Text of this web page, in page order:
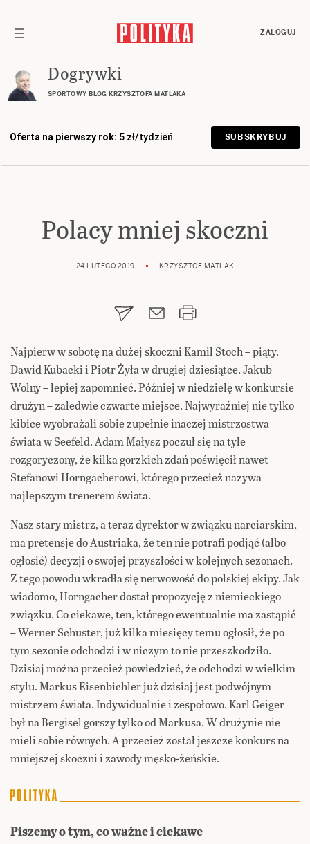
ZALOGUJ
Dogrywki
SPORTOWY BLOG KRZYSZTOFA MATLAKA
Oferta na pierwszy rok: 5 zł/tydzień SUBSKRYBUJ
Polacy mniej skoczni
24 LUTEGO 2019 KRZYSZTOF MATLAK
Najpierw w sobotę na dużej skoczni Kamil Stoch – piąty.
Dawid Kubacki i Piotr Żyła w drugiej dziesiątce. Jakub
Wolny – lepiej zapomnieć. Później w niedzielę w konkursie
drużyn – zaledwie czwarte miejsce. Najwyraźniej nie tylko
kibice wyobrażali sobie zupełnie inaczej mistrzostwa
świata w Seefeld. Adam Małysz poczuł się na tyle
rozgoryczony, że kilka gorzkich zdań poświęcił nawet
Stefanowi Horngacherowi, którego przecież nazywa
najlepszym trenerem świata.
Nasz stary mistrz, a teraz dyrektor w związku narciarskim,
ma pretensje do Austriaka, że ten nie potrafi podjąć (albo
ogłosić) decyzji o swojej przyszłości w kolejnych sezonach.
Z tego powodu wkradła się nerwowość do polskiej ekipy. Jak
wiadomo, Horngacher dostał propozycję z niemieckiego
związku. Co ciekawe, ten, którego ewentualnie ma zastąpić
– Werner Schuster, już kilka miesięcy temu ogłosił, że po
tym sezonie odchodzi i w niczym to nie przeszkodziło.
Dzisiaj można przecież powiedzieć, że odchodzi w wielkim
stylu. Markus Eisenbichler już dzisiaj jest podwójnym
mistrzem świata. Indywidualnie i zespołowo. Karl Geiger
był na Bergisel gorszy tylko od Markusa. W drużynie nie
mieli sobie równych. A przecież został jeszcze konkurs na
mniejszej skoczni i zawody męsko-żeńskie.
Piszemy o tym, co ważne i ciekawe